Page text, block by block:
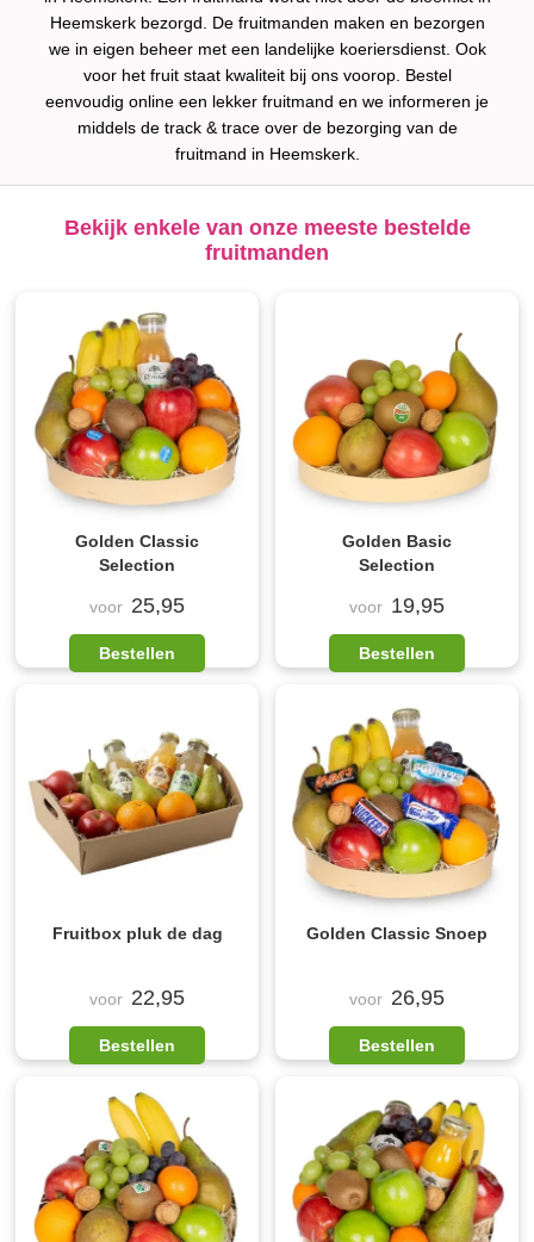
Heemskerk bezorgd. De fruitmanden maken en bezorgen
we in eigen beheer met een landelijke koeriersdienst. Ook
voor het fruit staat kwaliteit bij ons voorop. Bestel
eenvoudig online een lekker fruitmand en we informeren je
middels de track & trace over de bezorging van de
fruitmand in Heemskerk.
Bekijk enkele van onze meeste bestelde
fruitmanden
Golden Classic
Selection
voor 25,95
Bestellen
Golden Basic
Selection
voor 19,95
Bestellen
Fruitbox pluk de dag
voor 22,95
Bestellen
Golden Classic Snoep
voor 26,95
Bestellen